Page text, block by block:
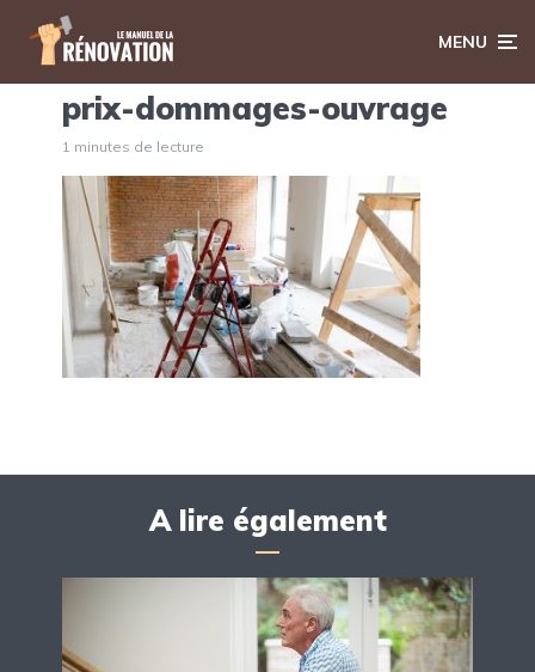
MENU
prix-dommages-ouvrage
1 minutes de lecture
A lire également